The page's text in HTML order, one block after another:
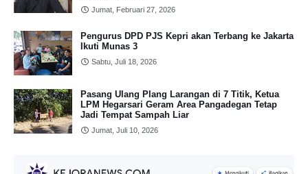
Jumat, Februari 27, 2026
Pengurus DPD PJS Kepri akan Terbang ke Jakarta
Ikuti Munas 3
Sabtu, Juli 18, 2026
Pasang Ulang Plang Larangan di 7 Titik, Ketua
LPM Hegarsari Geram Area Pangadegan Tetap
Jadi Tempat Sampah Liar
Jumat, Juli 10, 2026